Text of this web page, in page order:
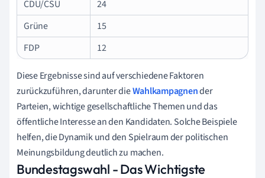
CDU/CSU
24
Grüne
15
FDP
12
Diese Ergebnisse sind auf verschiedene Faktoren
zurückzuführen, darunter dieWahlkampagnender
Parteien, wichtige gesellschaftliche Themen und das
öffentliche Interesse an den Kandidaten. Solche Beispiele
helfen, die Dynamik und den Spielraum der politischen
Meinungsbildung deutlich zu machen.
Bundestagswahl - Das Wichtigste